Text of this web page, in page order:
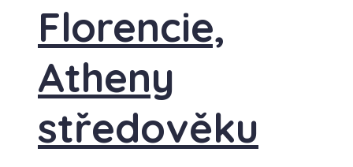
Florencie,
Atheny
středověku